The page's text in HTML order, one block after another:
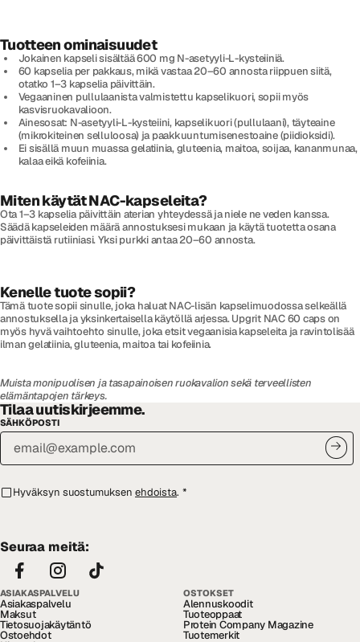
Tuotteen ominaisuudet
Jokainen kapseli sisältää 600 mg N-asetyyli-L-kysteiiniä.
60 kapselia per pakkaus, mikä vastaa 20–60 annosta riippuen siitä,
otatko 1–3 kapselia päivittäin.
Vegaaninen pullulaanista valmistettu kapselikuori, sopii myös
kasvisruokavalioon.
Ainesosat: N-asetyyli-L-kysteiini, kapselikuori (pullulaani), täyteaine
(mikrokiteinen selluloosa) ja paakkuuntumisenestoaine (piidioksidi).
Ei sisällä muun muassa gelatiinia, gluteenia, maitoa, soijaa, kananmunaa,
kalaa eikä kofeiinia.
Miten käytät NAC-kapseleita?
Ota 1–3 kapselia päivittäin aterian yhteydessä ja niele ne veden kanssa.
Säädä kapseleiden määrä annostuksesi mukaan ja käytä tuotetta osana
päivittäistä rutiiniasi. Yksi purkki antaa 20–60 annosta.
Kenelle tuote sopii?
Tämä tuote sopii sinulle, joka haluat NAC-lisän kapselimuodossa selkeällä
annostuksella ja yksinkertaisella käytöllä arjessa. Upgrit NAC 60 caps on
myös hyvä vaihtoehto sinulle, joka etsit vegaanisia kapseleita ja ravintolisää
ilman gelatiinia, gluteenia, maitoa tai kofeiinia.
Muista monipuolisen ja tasapainoisen ruokavalion sekä terveellisten
elämäntapojen tärkeys.
Tilaa uutiskirjeemme.
SÄHKÖPOSTI
Hyväksyn suostumuksen ehdoista. *
Seuraa meitä:
ASIAKASPALVELU
Asiakaspalvelu
Maksut
Tietosuojakäytäntö
Ostoehdot
OSTOKSET
Alennuskoodit
Tuoteoppaat
Protein Company Magazine
Tuotemerkit